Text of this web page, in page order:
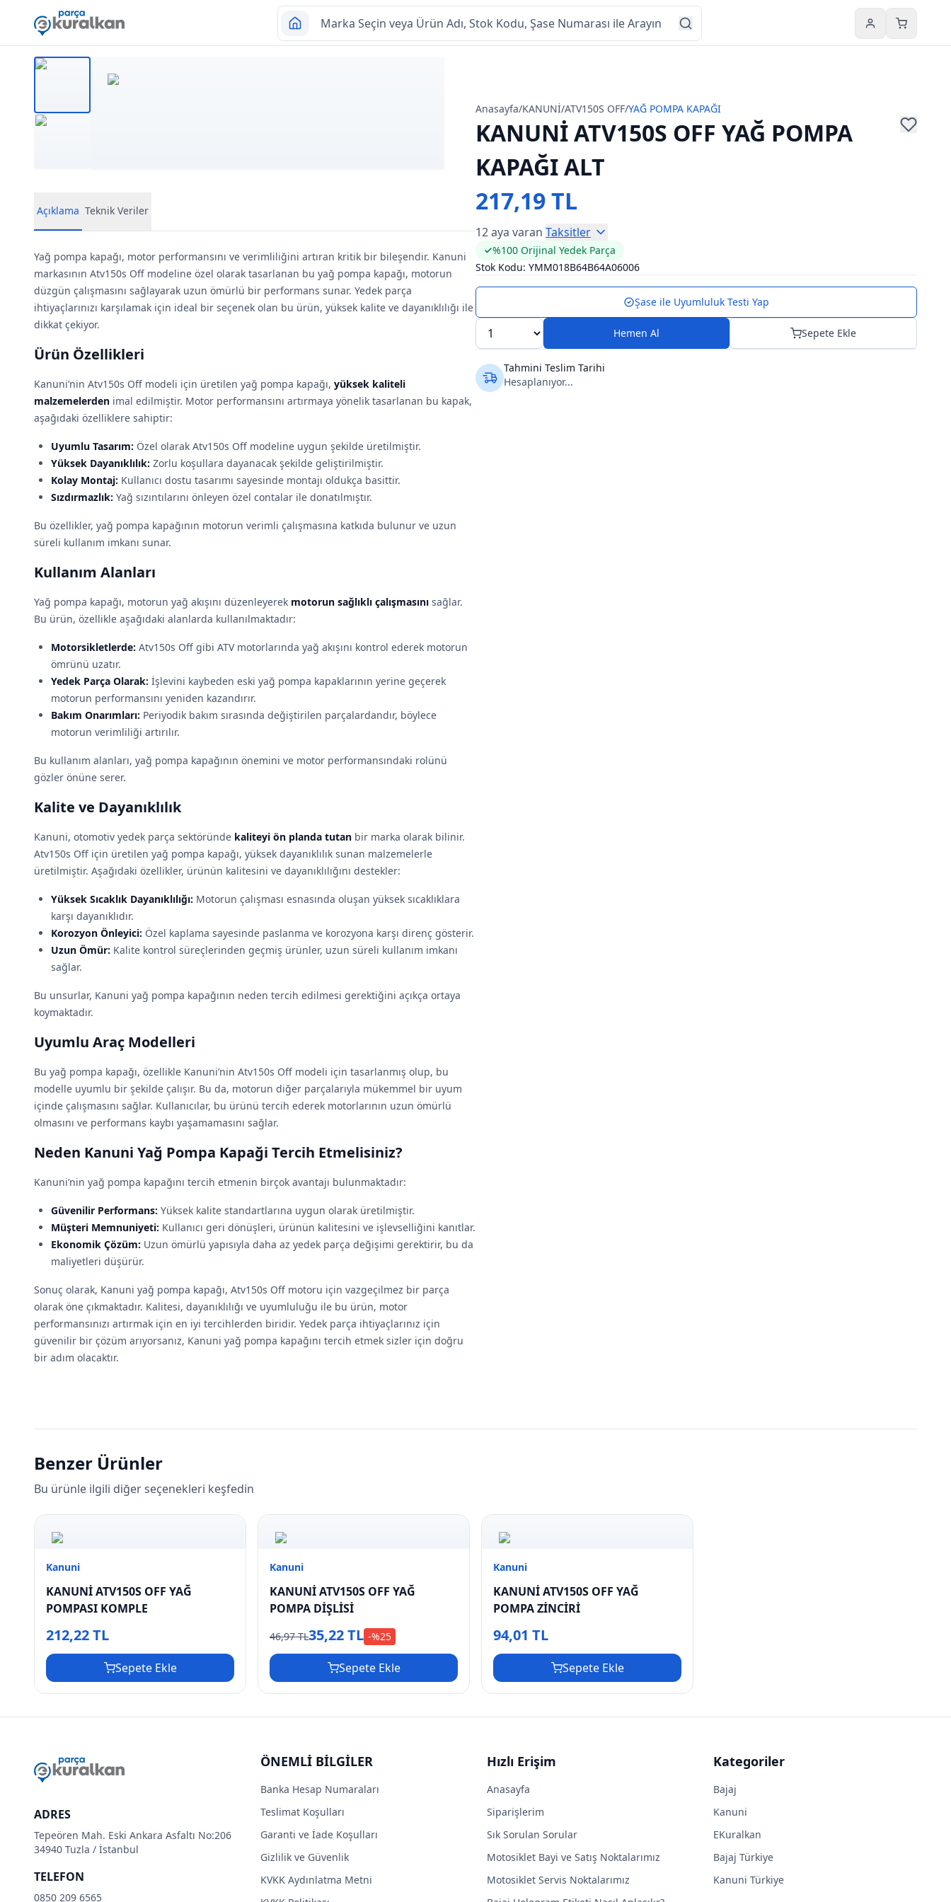
HesabımSepetim
Anasayfa/KANUNİ/ATV150S OFF/YAĞ POMPA KAPAĞI
KANUNİ ATV150S OFF YAĞ POMPA
KAPAĞI ALT
217,19 TL
12 aya varan Taksitler
%100 Orijinal Yedek Parça
Stok Kodu: YMM018B64B64A06006
Şase ile Uyumluluk Testi Yap
Hemen Al Sepete Ekle
Tahmini Teslim Tarihi
Hesaplanıyor...
Açıklama Teknik Veriler
Yağ pompa kapağı, motor performansını ve verimliliğini artıran kritik bir bileşendir. Kanuni
markasının Atv150s Off modeline özel olarak tasarlanan bu yağ pompa kapağı, motorun
düzgün çalışmasını sağlayarak uzun ömürlü bir performans sunar. Yedek parça
ihtiyaçlarınızı karşılamak için ideal bir seçenek olan bu ürün, yüksek kalite ve dayanıklılığı ile
dikkat çekiyor.
Ürün Özellikleri
Kanuni’nin Atv150s Off modeli için üretilen yağ pompa kapağı, yüksek kaliteli
malzemelerden imal edilmiştir. Motor performansını artırmaya yönelik tasarlanan bu kapak,
aşağıdaki özelliklere sahiptir:
Uyumlu Tasarım: Özel olarak Atv150s Off modeline uygun şekilde üretilmiştir.
Yüksek Dayanıklılık: Zorlu koşullara dayanacak şekilde geliştirilmiştir.
Kolay Montaj: Kullanıcı dostu tasarımı sayesinde montajı oldukça basittir.
Sızdırmazlık: Yağ sızıntılarını önleyen özel contalar ile donatılmıştır.
Bu özellikler, yağ pompa kapağının motorun verimli çalışmasına katkıda bulunur ve uzun
süreli kullanım imkanı sunar.
Kullanım Alanları
Yağ pompa kapağı, motorun yağ akışını düzenleyerek motorun sağlıklı çalışmasını sağlar.
Bu ürün, özellikle aşağıdaki alanlarda kullanılmaktadır:
Motorsikletlerde: Atv150s Off gibi ATV motorlarında yağ akışını kontrol ederek motorun
ömrünü uzatır.
Yedek Parça Olarak: İşlevini kaybeden eski yağ pompa kapaklarının yerine geçerek
motorun performansını yeniden kazandırır.
Bakım Onarımları: Periyodik bakım sırasında değiştirilen parçalardandır, böylece
motorun verimliliği artırılır.
Bu kullanım alanları, yağ pompa kapağının önemini ve motor performansındaki rolünü
gözler önüne serer.
Kalite ve Dayanıklılık
Kanuni, otomotiv yedek parça sektöründe kaliteyi ön planda tutan bir marka olarak bilinir.
Atv150s Off için üretilen yağ pompa kapağı, yüksek dayanıklılık sunan malzemelerle
üretilmiştir. Aşağıdaki özellikler, ürünün kalitesini ve dayanıklılığını destekler:
Yüksek Sıcaklık Dayanıklılığı: Motorun çalışması esnasında oluşan yüksek sıcaklıklara
karşı dayanıklıdır.
Korozyon Önleyici: Özel kaplama sayesinde paslanma ve korozyona karşı direnç gösterir.
Uzun Ömür: Kalite kontrol süreçlerinden geçmiş ürünler, uzun süreli kullanım imkanı
sağlar.
Bu unsurlar, Kanuni yağ pompa kapağının neden tercih edilmesi gerektiğini açıkça ortaya
koymaktadır.
Uyumlu Araç Modelleri
Bu yağ pompa kapağı, özellikle Kanuni’nin Atv150s Off modeli için tasarlanmış olup, bu
modelle uyumlu bir şekilde çalışır. Bu da, motorun diğer parçalarıyla mükemmel bir uyum
içinde çalışmasını sağlar. Kullanıcılar, bu ürünü tercih ederek motorlarının uzun ömürlü
olmasını ve performans kaybı yaşamamasını sağlar.
Neden Kanuni Yağ Pompa Kapaği Tercih Etmelisiniz?
Kanuni’nin yağ pompa kapağını tercih etmenin birçok avantajı bulunmaktadır:
Güvenilir Performans: Yüksek kalite standartlarına uygun olarak üretilmiştir.
Müşteri Memnuniyeti: Kullanıcı geri dönüşleri, ürünün kalitesini ve işlevselliğini kanıtlar.
Ekonomik Çözüm: Uzun ömürlü yapısıyla daha az yedek parça değişimi gerektirir, bu da
maliyetleri düşürür.
Sonuç olarak, Kanuni yağ pompa kapağı, Atv150s Off motoru için vazgeçilmez bir parça
olarak öne çıkmaktadır. Kalitesi, dayanıklılığı ve uyumluluğu ile bu ürün, motor
performansınızı artırmak için en iyi tercihlerden biridir. Yedek parça ihtiyaçlarınız için
güvenilir bir çözüm arıyorsanız, Kanuni yağ pompa kapağını tercih etmek sizler için doğru
bir adım olacaktır.
Benzer Ürünler
Bu ürünle ilgili diğer seçenekleri keşfedin
Kanuni
KANUNİ ATV150S OFF YAĞ
POMPASI KOMPLE
212,22 TL
Sepete Ekle
Kanuni
KANUNİ ATV150S OFF YAĞ
POMPA DİŞLİSİ
46,97 TL35,22 TL -%25
Sepete Ekle
Kanuni
KANUNİ ATV150S OFF YAĞ
POMPA ZİNCİRİ
94,01 TL
Sepete Ekle
ADRES
Tepeören Mah. Eski Ankara Asfaltı No:206
34940 Tuzla / İstanbul
TELEFON
0850 209 6565
ÖNEMLİ BİLGİLER
Banka Hesap Numaraları
Teslimat Koşulları
Garanti ve İade Koşulları
Gizlilik ve Güvenlik
KVKK Aydınlatma Metni
Hızlı Erişim
Anasayfa
Siparişlerim
Sık Sorulan Sorular
Motosiklet Bayi ve Satış Noktalarımız
Motosiklet Servis Noktalarımız
Kategoriler
Bajaj
Kanuni
EKuralkan
Bajaj Türkiye
Kanuni Türkiye